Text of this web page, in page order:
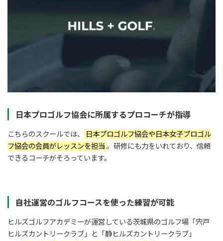
日本プロゴルフ協会に所属するプロコーチが指導
こちらのスクールでは、
日本プロゴルフ協会や日本女子プロゴル
フ協会の会員がレッスンを担当 。研修にも力をいれており、信頼
できるコーチがそろっています。
自社運営のゴルフコースを使った練習が可能
ヒルズゴルフアカデミーが運営している茨城県のゴルフ場「宍戸
ヒルズカントリークラブ」と「静ヒルズカントリークラブ」